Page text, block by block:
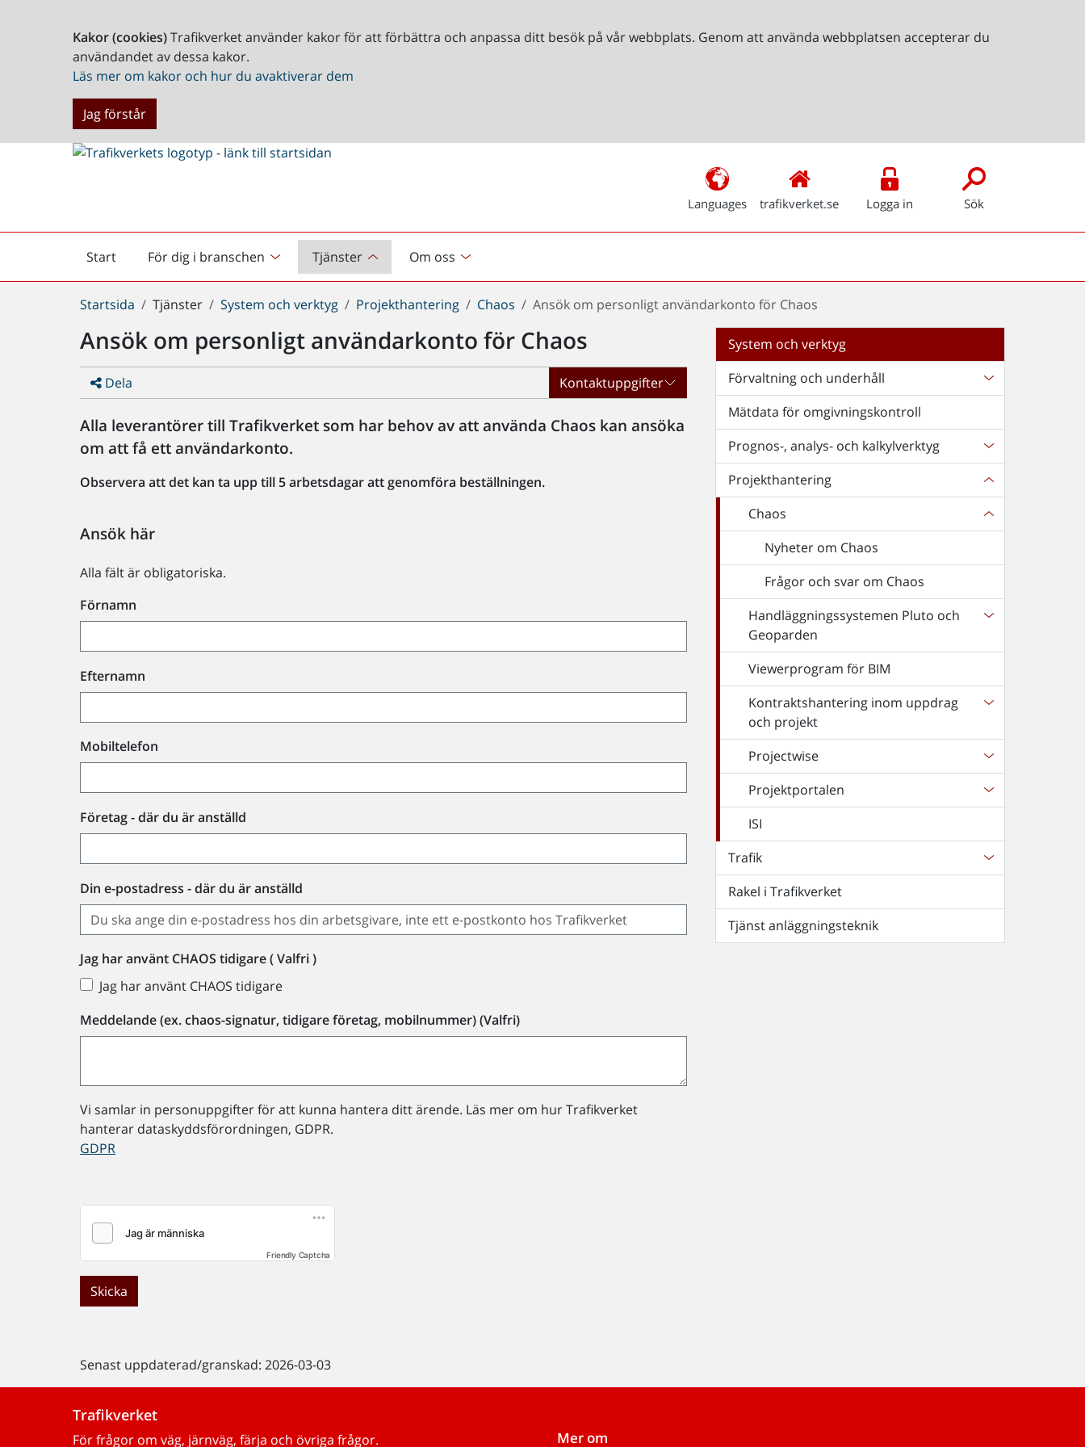
Kakor (cookies)Trafikverket använder kakor för att förbättra och anpassa ditt besök på vår webbplats. Genom att använda webbplatsen accepterar du
användandet av dessa kakor.
Läs mer om kakor och hur du avaktiverar dem
Jag förstår
Languages trafikverket.se Logga in Sök
Start
Startsida För dig i branschen Tjänster Om oss
Du
här:
Startsida Tjänster System och verktyg Projekthantering Chaos Ansök om personligt användarkonto för Chaos
Ansök om personligt användarkonto för Chaos
Dela Kontaktuppgifter
Alla leverantörer till Trafikverket som har behov av att använda Chaos kan ansöka
om att få ett användarkonto.
Observera att det kan ta upp till 5 arbetsdagar att genomföra beställningen.
Ansök här
Alla fält är obligatoriska.
Förnamn
Efternamn
Mobiltelefon
Företag - där du är anställd
Din e-postadress - där du är anställd
Jag har använt CHAOS tidigare ( Valfri )
Jag har använt CHAOS tidigare
Meddelande (ex. chaos-signatur, tidigare företag, mobilnummer) (Valfri)
Vi samlar in personuppgifter för att kunna hantera ditt ärende. Läs mer om hur Trafikverket
hanterar dataskyddsförordningen, GDPR.
GDPR
Friendly Captcha
Skicka
Senast uppdaterad/granskad: 2026-03-03
System och verktyg
Förvaltning och underhåll
Mätdata för omgivningskontroll
Prognos-, analys- och kalkylverktyg
Projekthantering
Chaos
Nyheter om Chaos
Frågor och svar om Chaos
Handläggningssystemen Pluto och
Geoparden
Viewerprogram för BIM
Kontraktshantering inom uppdrag
och projekt
Projectwise
Projektportalen
ISI
Trafik
Rakel i Trafikverket
Tjänst anläggningsteknik
Trafikverket
För frågor om väg, järnväg, färja och övriga frågor. Mer om